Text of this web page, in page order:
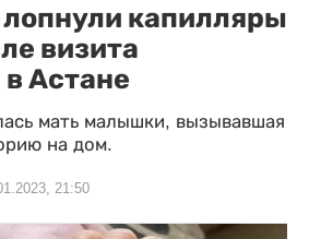
капилляры
визита
Астане
мать малышки, вызывавшая
на дом.
21:50